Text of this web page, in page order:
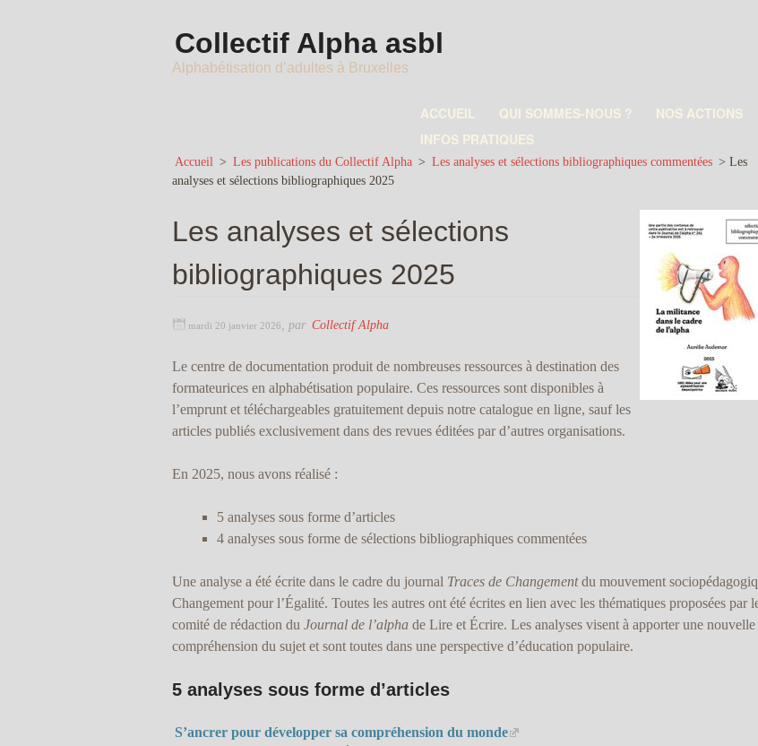
Collectif Alpha asbl
Alphabétisation d’adultes à Bruxelles
ACCUEIL QUI SOMMES-NOUS ? NOS ACTIONS
INFOS PRATIQUES
Accueil > Les publications du Collectif Alpha > Les analyses et sélections bibliographiques commentées > Les
analyses et sélections bibliographiques 2025
Les analyses et sélections
bibliographiques 2025
mardi 20 janvier 2026 par Collectif Alpha
Le centre de documentation produit de nombreuses ressources à destination des
formateurices en alphabétisation populaire. Ces ressources sont disponibles à
l’emprunt et téléchargeables gratuitement depuis notre catalogue en ligne, sauf les
articles publiés exclusivement dans des revues éditées par d’autres organisations.
En 2025, nous avons réalisé :
5 analyses sous forme d’articles
4 analyses sous forme de sélections bibliographiques commentées
Une analyse a été écrite dans le cadre du journal Traces de Changementdu mouvement
Changement pour l’Égalité. Toutes les autres ont été écrites en lien avec les thématiques proposées par
comité de rédaction du Journal de l’alpha de Lire et Écrire. Les analyses visent à apporter une nouvelle
compréhension du sujet et sont toutes dans une perspective d’éducation populaire.
5 analyses sous forme d’articles
S’ancrer pour développer sa compréhension du monde